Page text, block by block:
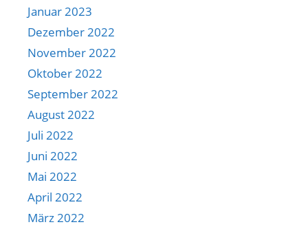
Januar 2023
Dezember 2022
November 2022
Oktober 2022
September 2022
August 2022
Juli 2022
Juni 2022
Mai 2022
April 2022
März 2022